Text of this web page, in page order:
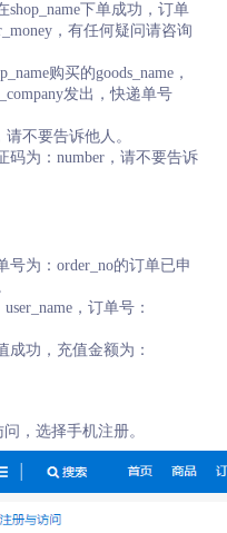
shop_name下单成功，订单
，有任何疑问请咨询
购买的goods_name，
发出，快递单号
不要告诉他人。
码为：number，请不要告诉
号为：order_no的订单已申
，订单号：
成功，充值金额为：
，选择手机注册。